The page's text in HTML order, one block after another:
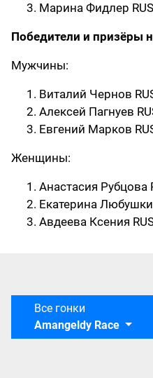
Марина Фидлер
Победители и призёры
Мужчины:
Виталий Чернов
Алексей Пагнуев
Евгений Марков
Женщины:
Анастасия Рубцова
Екатерина
Авдеева Ксения
Все гонки
Amangeldy Race